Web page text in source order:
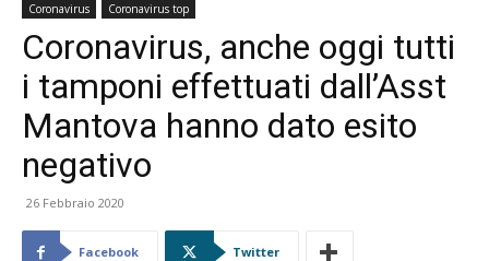
Coronavirus Coronavirus top
Coronavirus, anche oggi tutti
i tamponi effettuati dall’Asst
Mantova hanno dato esito
negativo
26 Febbraio 2020
Facebook Twitter